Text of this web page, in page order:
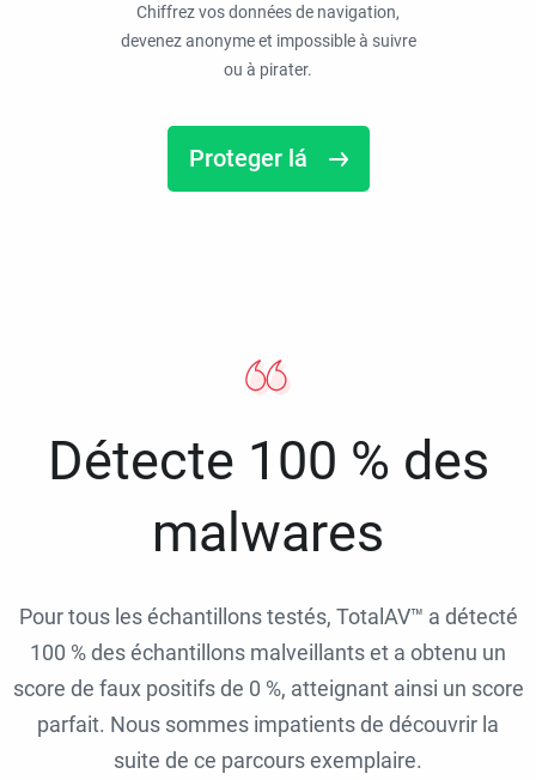
Chiffrez vos données de navigation,
devenez anonyme et impossible à suivre
ou à pirater.
Proteger lá
Détecte 100 % des
malwares
Pour tous les échantillons testés, TotalAV™ a détecté
100 % des échantillons malveillants et a obtenu un
score de faux positifs de 0 %, atteignant ainsi un score
parfait. Nous sommes impatients de découvrir la
suite de ce parcours exemplaire.